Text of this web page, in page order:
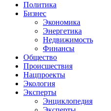
Политика
Бизнес
Экономика
Энергетика
Недвижимость
Финансы
Общество
Происшествия
Нацпроекты
Экология
Эксперты
Энциклопедия